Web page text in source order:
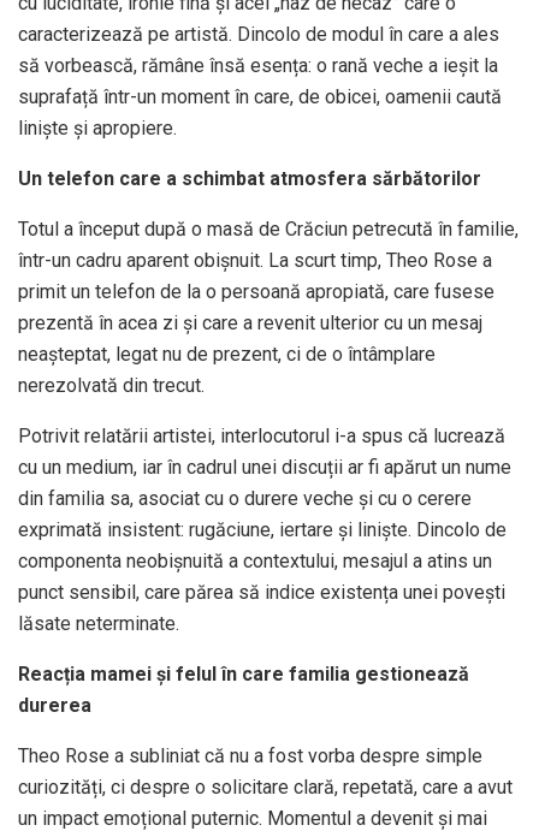
caracterizează pe artistă. Dincolo de modul în care a ales
să vorbească, rămâne însă esența: o rană veche a ieșit la
suprafață într-un moment în care, de obicei, oamenii caută
liniște și apropiere.
Un telefon care a schimbat atmosfera sărbătorilor
Totul a început după o masă de Crăciun petrecută în familie,
într-un cadru aparent obișnuit. La scurt timp, Theo Rose a
primit un telefon de la o persoană apropiată, care fusese
prezentă în acea zi și care a revenit ulterior cu un mesaj
neașteptat, legat nu de prezent, ci de o întâmplare
nerezolvată din trecut.
Potrivit relatării artistei, interlocutorul i-a spus că lucrează
cu un medium, iar în cadrul unei discuții ar fi apărut un nume
din familia sa, asociat cu o durere veche și cu o cerere
exprimată insistent: rugăciune, iertare și liniște. Dincolo de
componenta neobișnuită a contextului, mesajul a atins un
punct sensibil, care părea să indice existența unei povești
lăsate neterminate.
Reacția mamei și felul în care familia gestionează
durerea
Theo Rose a subliniat că nu a fost vorba despre simple
curiozități, ci despre o solicitare clară, repetată, care a avut
un impact emoțional puternic. Momentul a devenit și mai